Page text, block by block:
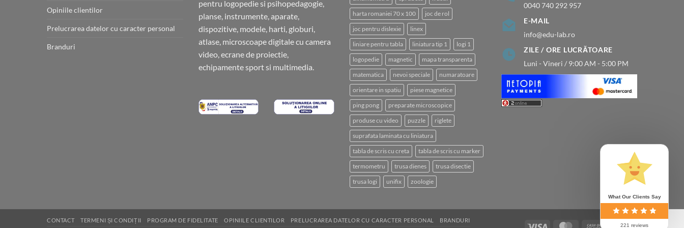
Opiniile clientilor
Prelucrarea datelor cu caracter personal
Branduri
pentru logopedie si psihopedagogie,
planse, instrumente, aparate,
dispozitive, modele, harti, globuri,
atlase, microscoape digitale cu camera
video, ecrane de proiectie,
echipamente sport si multimedia.
harta romaniei 70 x 100 joc de rol
joc pentru dislexie linex
liniare pentru tabla liniatura tip 1 logi 1
logopedie magnetic mapa transparenta
matematica nevoi speciale numaratoare
orientare in spatiu piese magnetice
ping pong preparate microscopice
produse cu video puzzle riglete
suprafata laminata cu liniatura
tabla de scris cu creta tabla de scris cu marker
termometru trusa dienes trusa disectie
trusa logi unifix zoologie
0040 740 292 957
E-MAIL
info@edu-lab.ro
ZILE / ORE LUCRĂTOARE
Luni - Vineri / 9:00 AM - 5:00 PM
Visa MasterCard Bank
CONTACT TERMENI ȘI CONDIȚII PROGRAM DE FIDELITATE OPINIILE CLIENTILOR PRELUCRAREA DATELOR CU CARACTER PERSONAL BRANDURI
What Our Clients Say
221 reviews